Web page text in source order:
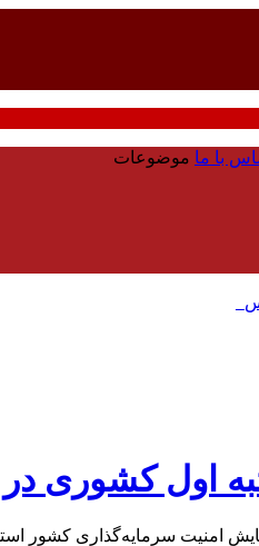
با ما موضوعات
اول کشوری
امنیت سرمایه‌گذاری کشور